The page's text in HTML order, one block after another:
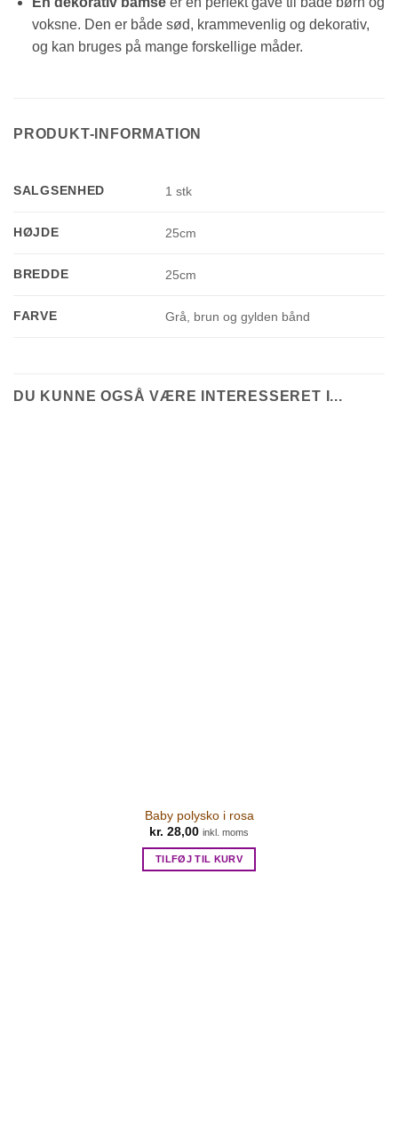
voksne. Den er både sød, krammevenlig og dekorativ,
og kan bruges på mange forskellige måder.
PRODUKT-INFORMATION
SALGSENHED 1 stk
HØJDE 25cm
BREDDE 25cm
FARVE Grå, brun og gylden bånd
DU KUNNE OGSÅ VÆRE INTERESSERET I...
Baby polysko i rosa
kr. 28,00 inkl. moms
TILFØJ TIL KURV